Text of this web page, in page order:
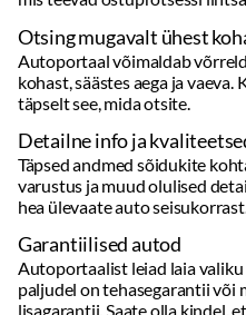
Detailne info ja kvaliteetsed pildid
Täpsed andmed sõidukite kohta: läbisõit,
varustus ja muud olulised detailid.
hea ülevaate auto seisukorrast.
Garantiilised autod
Autoportaalist leiad laia valiku
lisagarantii. Saate olla kindel, et teete
valiku.
Kuulutamine on alati tasuta!
Autoportaali kaudu oma sõiduki
Looge oma kuulutus, lisage vajalik info
ostjateni üle Eesti.